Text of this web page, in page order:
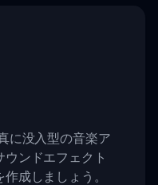
に没入型の音楽ア
ウンドエフェクト
成しましょう。